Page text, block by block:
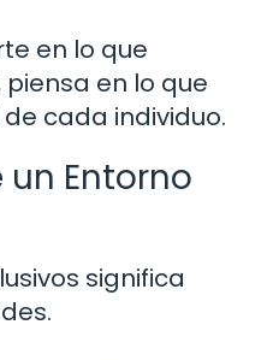
en lo que
piensa en lo que
cada individuo.
Entorno
significa